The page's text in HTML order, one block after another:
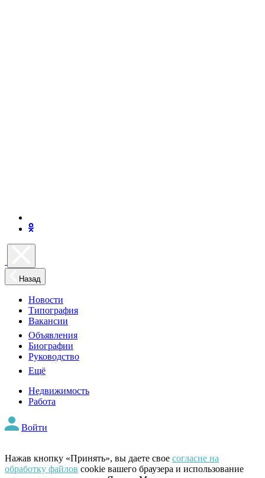
Назад
Новости
Типография
Вакансии
Объявления
Биографии
Руководство
Ещё
Недвижимость
Работа
Войти
Нажав кнопку «Принять», вы даете свое согласие на
обработку файлов cookie вашего браузера и использование